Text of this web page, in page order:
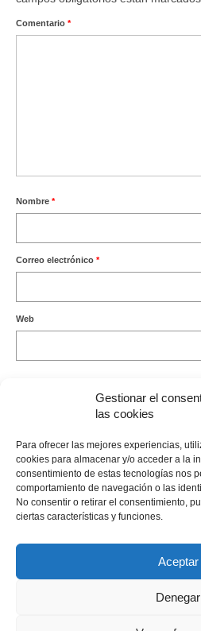
Gestionar el
las cookies
Para ofrecer las mejores experiencias,
cookies para almacenar y/o acceder a la
consentimiento de estas tecnologías nos
comportamiento de navegación o las
No consentir o retirar el consentimiento,
ciertas características y funciones.
Aceptar
Denegar
Comentario *
Nombre *
Correo electrónico *
Web
procesan los datos de tus